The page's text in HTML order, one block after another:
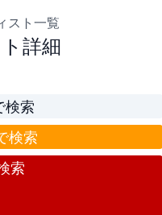
スト一覧
詳細
検索
検索
索